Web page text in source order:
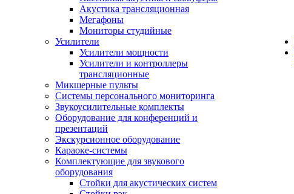
Акустика трансляционная
Мегафоны
Мониторы студийные
Усилители
Усилители мощности
Усилители и контроллеры
трансляционные
Микшерные пульты
Системы персонального мониторинга
Звукоусилительные комплекты
Оборудование для конференций и
презентаций
Экскурсионное оборудование
Караоке-системы
Комплектующие для звукового
оборудования
Стойки для акустических систем